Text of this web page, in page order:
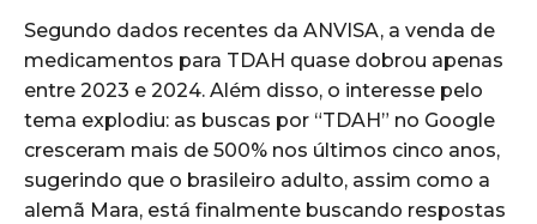
Segundo dados recentes da ANVISA, a venda de
medicamentos para TDAH quase dobrou apenas
entre 2023 e 2024. Além disso, o interesse pelo
tema explodiu: as buscas por “TDAH” no Google
cresceram mais de 500% nos últimos cinco anos,
sugerindo que o brasileiro adulto, assim como a
alemã Mara, está finalmente buscando respostas